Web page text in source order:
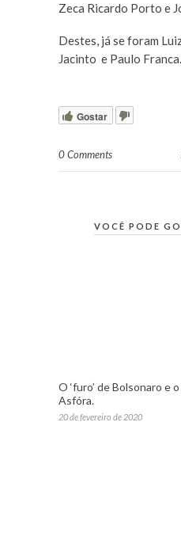
Zeca Ricardo Porto e
Destes, já se foram
Jacinto e Paulo Franca.
Gostar
0 Comments
VOCÊ PODE
O ‘furo’ de Bolsonaro e
Asfóra.
20 de fevereiro de 2020